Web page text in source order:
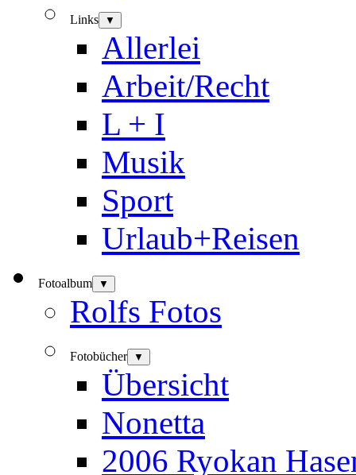
Links ▼
Allerlei
Arbeit/Recht
L + I
Musik
Sport
Urlaub+Reisen
Fotoalbum ▼
Rolfs Fotos
Fotobücher ▼
Übersicht
Nonetta
2006 Ryokan